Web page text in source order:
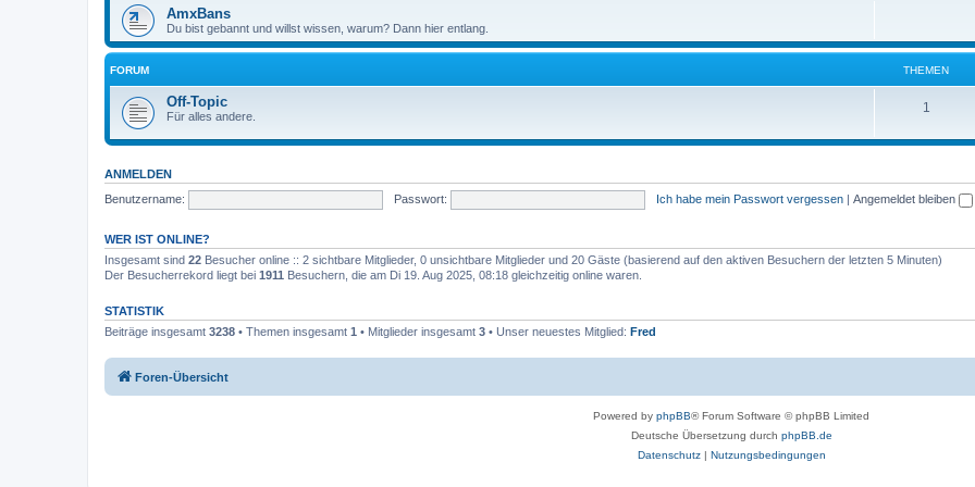
e
n
m
e
n
AmxBans
Du bist gebannt und willst wissen, warum? Dann hier entlang.
FORUM THEMEN
Off-Topic
Für alles andere.
1
m
n
ANMELDEN
Benutzername:
Passwort: Ich habe mein Passwort vergessen | Angemeldet bleiben
WER IST ONLINE?
Insgesamt sind 22 Besucher online :: 2 sichtbare Mitglieder, 0 unsichtbare Mitglieder und 20 Gäste (basierend auf den aktiven Besuchern der letzten 5 Minuten)
Der Besucherrekord liegt bei 1911 Besuchern, die am Di 19. Aug 2025, 08:18 gleichzeitig online waren.
STATISTIK
Beiträge insgesamt 3238 • Themen insgesamt 1 • Mitglieder insgesamt 3 • Unser neuestes Mitglied: Fred
Foren-Übersicht
Powered by phpBB® Forum Software © phpBB Limited
Deutsche Übersetzung durch phpBB.de
Datenschutz| Nutzungsbedingungen